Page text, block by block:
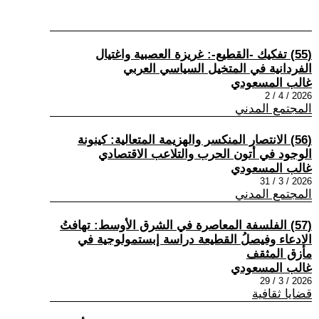
(55) تفكيك -القطيع-: غريزة العصبية واغتيال
الفردانية في المتخيل السياسي العربي
غالب المسعودي
2026 / 4 / 2
المجتمع المدني
(56) الانتصار المنكسر والهزيمة المتعالية: كينونة
الوجود في أتون الحرب والتلاعب الاقتصادي
غالب المسعودي
2026 / 3 / 31
المجتمع المدني
(57) الفلسفة المعاصرة في الشرق الأوسط: تهافتُ
الادعاء وفيصلُ القطيعة دراسة إبستمولوجية في
مأزق المثقف
غالب المسعودي
2026 / 3 / 29
قضايا ثقافية